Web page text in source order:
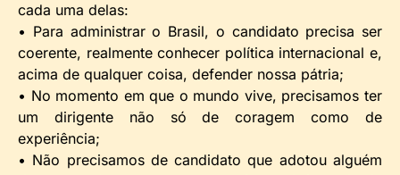
cada uma delas:
• Para administrar o Brasil, o candidato precisa ser
coerente, realmente conhecer política internacional e,
acima de qualquer coisa, defender nossa pátria;
• No momento em que o mundo vive, precisamos ter
um dirigente não só de coragem como de
experiência;
• Não precisamos de candidato que adotou alguém